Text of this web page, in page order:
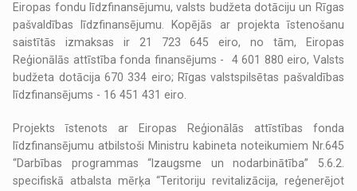
Eiropas fondu līdzfinansējumu, valsts budžeta dotāciju un Rīgas
pašvaldības līdzfinansējumu. Kopējās ar projekta īstenošanu
saistītās izmaksas ir 21 723 645 eiro, no tām, Eiropas
Reģionālās attīstība fonda finansējums - 4 601 880 eiro, Valsts
budžeta dotācija 670 334 eiro; Rīgas valstspilsētas pašvaldības
līdzfinansējums - 16 451 431 eiro.
Projekts īstenots ar Eiropas Reģionālās attīstības fonda
līdzfinansējumu atbilstoši Ministru kabineta noteikumiem Nr.645
“Darbības programmas “Izaugsme un nodarbinātība” 5.6.2.
specifiskā atbalsta mērķa “Teritoriju revitalizācija, reģenerējot